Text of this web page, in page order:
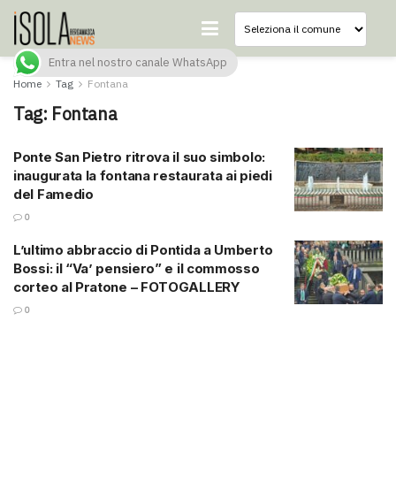
Home Tag Fontana
Tag: Fontana
Ponte San Pietro ritrova il suo simbolo:
inaugurata la fontana restaurata ai piedi
del Famedio
0
L’ultimo abbraccio di Pontida a Umberto
Bossi: il “Va’ pensiero” e il commosso
corteo al Pratone – FOTOGALLERY
0
Entra nel nostro canale WhatsApp